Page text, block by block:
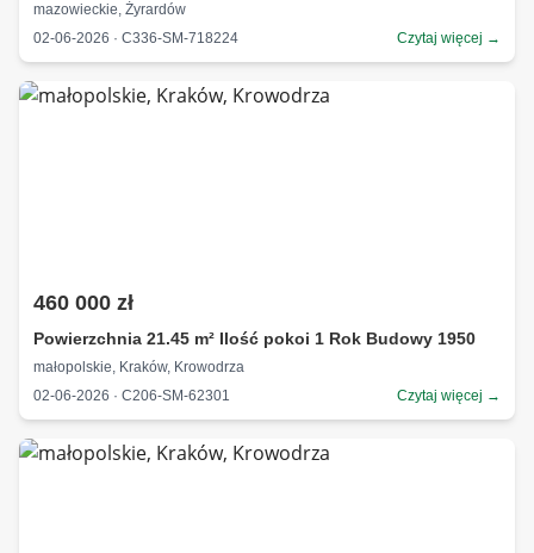
mazowieckie, Żyrardów
02-06-2026 · C336-SM-718224
Czytaj więcej →
460 000 zł
Powierzchnia 21.45 m² Ilość pokoi 1 Rok Budowy 1950
małopolskie, Kraków, Krowodrza
02-06-2026 · C206-SM-62301
Czytaj więcej →